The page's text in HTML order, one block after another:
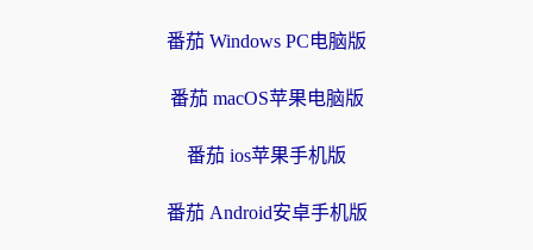
番茄 Windows PC电脑版
番茄 macOS苹果电脑版
番茄 ios苹果手机版
番茄 Android安卓手机版